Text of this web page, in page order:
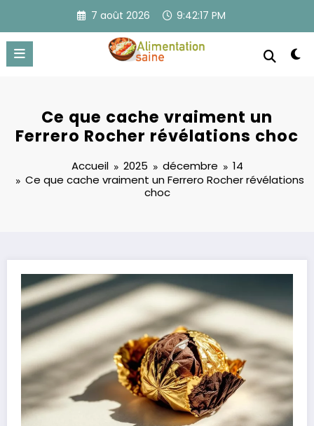
contenu
7 août 2026 9:42:17 PM
Ce que cache vraiment un
Ferrero Rocher révélations choc
Accueil 2025 décembre
14
Ce que cache vraiment un Ferrero Rocher révélations
choc